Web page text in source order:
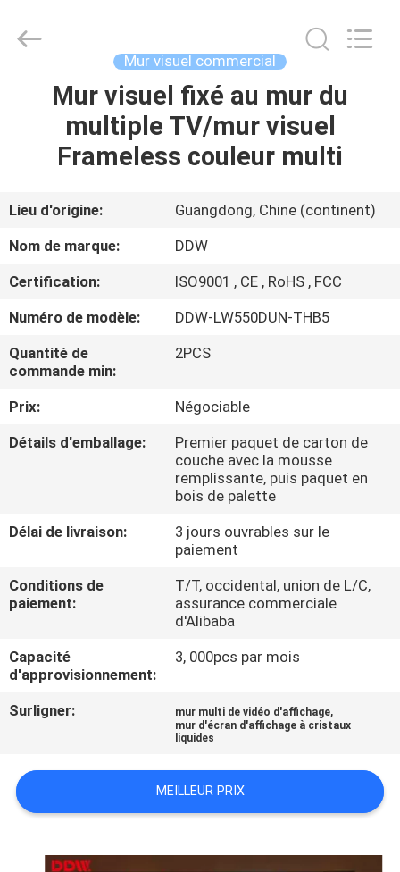
MAISON
PRODUITS
AU
SUJET
DE
VISITE
CONTRÔLE
NOUS
NOUVELLES
DEMANDEZ
CITATION
CASE
CENTER
Ltd..
Mur visuel commercial
Mur visuel fixé au mur du
multiple TV/mur visuel
Frameless couleur multi
Lieu d'origine:
Guangdong, Chine (continent)
Nom de marque:
DDW
Certification:
ISO9001 , CE , RoHS , FCC
Numéro de modèle:
DDW-LW550DUN-THB5
Quantité de
commande min:
2PCS
Prix:
Négociable
Détails d'emballage:
Premier paquet de carton de
couche avec la mousse
remplissante, puis paquet en
bois de palette
Délai de livraison:
3 jours ouvrables sur le
paiement
Conditions de
paiement:
T/T, occidental, union de L/C,
assurance commerciale
d'Alibaba
Capacité
d'approvisionnement:
3, 000pcs par mois
Surligner: mur multi de vidéo d'affichage,
mur d'écran d'affichage à cristaux
liquides
MEILLEUR PRIX